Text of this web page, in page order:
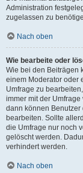
Administration
zugelassen zu
Nach oben
Wie bearbeite oder
Wie bei den Beiträgen
einem Moderator oder
Umfrage zu
immer mit der
dann können
bearbeiten. Sollte
die Umfrage nur noch
gelöscht werden.
verhindert werden.
Nach oben